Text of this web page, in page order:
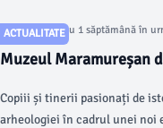
ACTUALITATE
Articol postat cu 1 săptămână în
Muzeul Maramureșan
Copiii și tinerii pasionați de
arheologiei în cadrul unei noi